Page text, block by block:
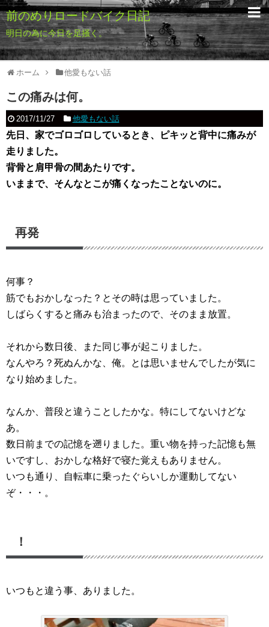
前のめりロードバイク日記
明日の為に今日を足掻く。
ホーム 他愛もない話
この痛みは何。
2017/11/27 他愛もない話
先日、家でゴロゴロしているとき、ピキッと背中に痛みが
走りました。
背骨と肩甲骨の間あたりです。
いままで、そんなとこが痛くなったことないのに。
再発
何事？
筋でもおかしなった？とその時は思っていました。
しばらくすると痛みも治まったので、そのまま放置。
それから数日後、また同じ事が起こりました。
なんやろ？死ぬんかな、俺。とは思いませんでしたが気に
なり始めました。
なんか、普段と違うことしたかな。特にしてないけどな
あ。
数日前までの記憶を遡りました。重い物を持った記憶も無
いですし、おかしな格好で寝た覚えもありません。
いつも通り、自転車に乗ったぐらいしか運動してない
ぞ・・・。
！
いつもと違う事、ありました。